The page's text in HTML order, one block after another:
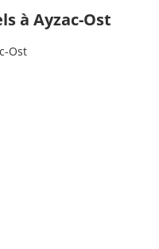
à Ayzac-Ost
Ost